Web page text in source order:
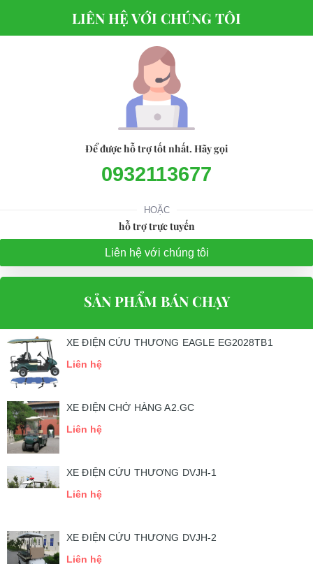
LIÊN HỆ VỚI CHÚNG TÔI
Để được hỗ trợ tốt nhất. Hãy gọi
0932113677
HOẶC
hỗ trợ trực tuyến
Liên hệ với chúng tôi
SẢN PHẨM BÁN CHẠY
XE ĐIỆN CỨU THƯƠNG EAGLE EG2028TB1
Liên hệ
XE ĐIỆN CHỞ HÀNG A2.GC
Liên hệ
XE ĐIỆN CỨU THƯƠNG DVJH-1
Liên hệ
XE ĐIỆN CỨU THƯƠNG DVJH-2
Liên hệ